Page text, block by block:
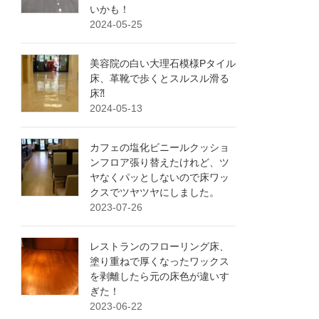
いかも！
2024-05-25
美容院の白い大理石模様Pタイル
床、革靴で歩くとスルスル滑る
床⁈
2024-05-13
カフェの塩化ビニールクッショ
ンフロア張り替えたけれど、ツ
ヤなくパッとしないので床ワッ
クスでツヤツヤにしました。
2023-07-26
レストランのフローリング床、
塗り重ねで厚くなったワックス
を剥離したら元の床色が違いす
ぎた！
2023-06-22